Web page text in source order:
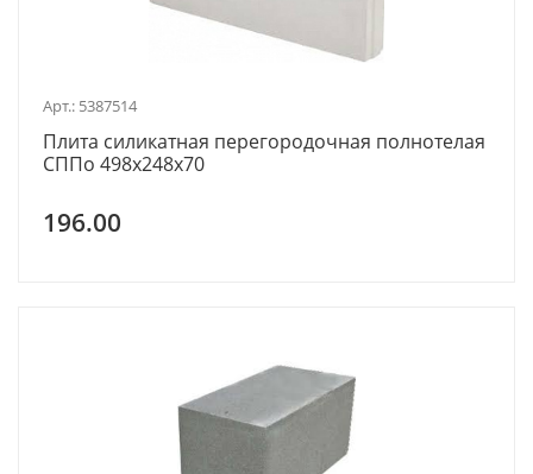
Арт.: 5387514
Плита силикатная перегородочная полнотелая
СППо 498х248х70
196.00